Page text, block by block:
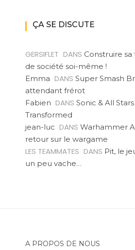
ÇA SE DISCUTE
GERSIFLET DANS Construire
de société soi-même !
Emma DANS Super Smash
attendant frérot
Fabien DANS Sonic & All
Transformed
jean-luc DANS Warhammer
retour sur le wargame
LES TEAMMATES DANS Pit, le
un peu vache…
A PROPOS DE NOUS